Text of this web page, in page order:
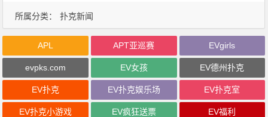
所属分类： 扑克新闻
APL APT亚巡赛 EVgirls
evpks.com EV女孩 EV德州扑克
EV扑克 EV扑克娱乐场 EV扑克室
EV扑克小游戏 EV疯狂送票 EV福利